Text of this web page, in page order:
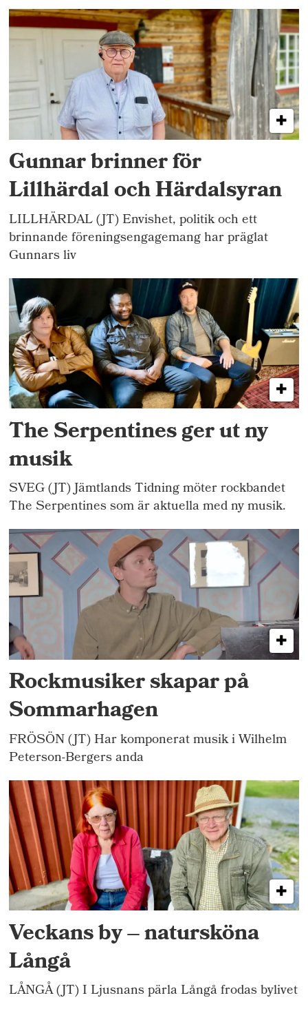
Gunnar brinner för
Lillhärdal och Härdalsyran
LILLHÄRDAL (JT) Envishet, politik och ett
brinnande föreningsengagemang har präglat
Gunnars liv
The Serpentines ger ut ny
musik
SVEG (JT) Jämtlands Tidning möter rockbandet
The Serpentines som är aktuella med ny musik.
Rockmusiker skapar på
Sommarhagen
FRÖSÖN (JT) Har komponerat musik i Wilhelm
Peterson-Bergers anda
Veckans by – natursköna
Långå
LÅNGÅ (JT) I Ljusnans pärla Långå frodas bylivet